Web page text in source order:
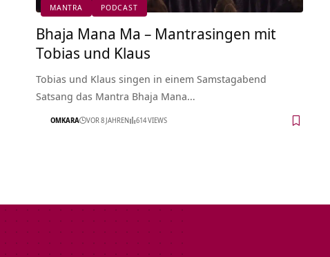
MANTRA PODCAST
Bhaja Mana Ma – Mantrasingen mit
Tobias und Klaus
Tobias und Klaus singen in einem Samstagabend
Satsang das Mantra Bhaja Mana…
OMKARA VOR 8 JAHREN 614 VIEWS